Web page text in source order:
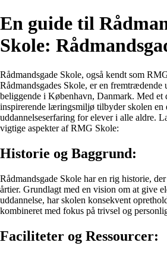
En guide til
Skole:
Rådmandsgade Skole, også kendt som
Rådmandsgades Skole, er en fremtrædende
beliggende i København, Danmark. Med et
inspirerende læringsmiljø tilbyder skolen en
uddannelseserfaring for elever i alle aldre.
vigtige aspekter af RMG Skole:
Historie og Baggrund:
Rådmandsgade Skole har en rig historie,
årtier. Grundlagt med en vision om at give
uddannelse, har skolen konsekvent
kombineret med fokus på trivsel og
Faciliteter og Ressourcer: